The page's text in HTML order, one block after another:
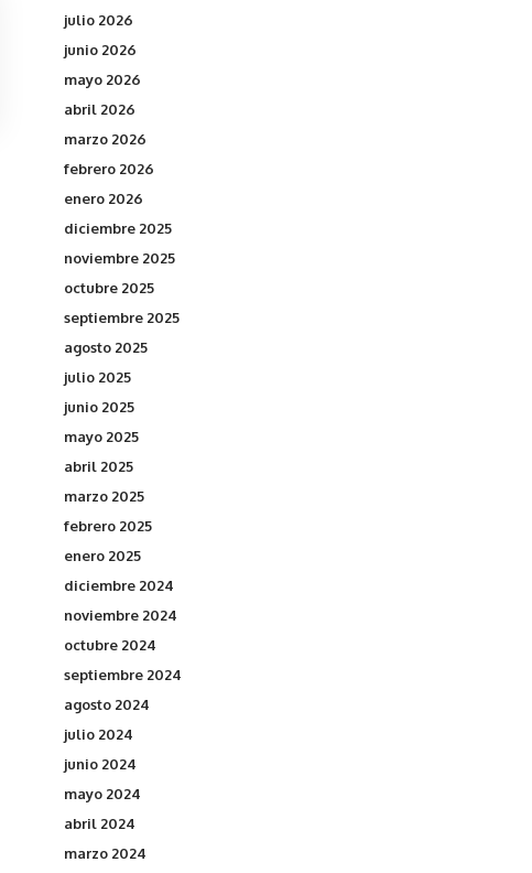
julio 2026
junio 2026
mayo 2026
abril 2026
marzo 2026
febrero 2026
enero 2026
diciembre 2025
noviembre 2025
octubre 2025
septiembre 2025
agosto 2025
julio 2025
junio 2025
mayo 2025
abril 2025
marzo 2025
febrero 2025
enero 2025
diciembre 2024
noviembre 2024
octubre 2024
septiembre 2024
agosto 2024
julio 2024
junio 2024
mayo 2024
abril 2024
marzo 2024